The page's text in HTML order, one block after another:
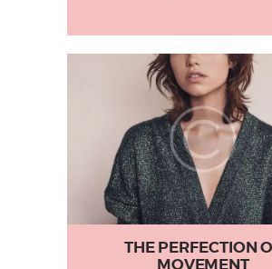
THE PERFECTION
MOVEMENT